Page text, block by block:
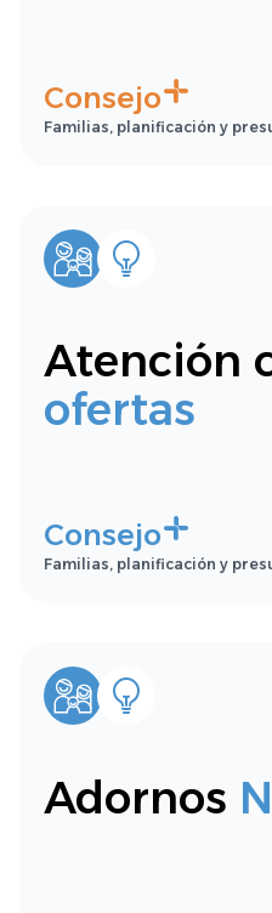
Consejo
Familias, planificación y
Atención
ofertas
Consejo
Familias, planificación y
Adornos